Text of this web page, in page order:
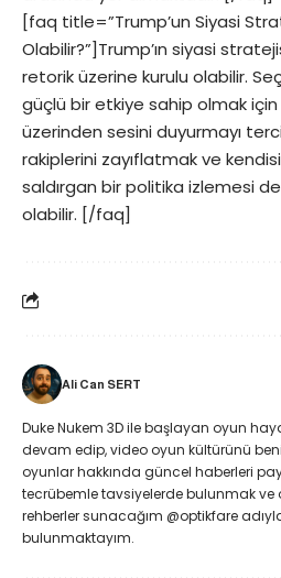
[faq title=”Trump’un Siyasi
Olabilir?”]Trump’ın siyasi
retorik üzerine kurulu olabilir.
güçlü bir etkiye sahip olmak için
üzerinden sesini duyurmayı
rakiplerini zayıflatmak ve
saldırgan bir politika izlemesi
olabilir. [/faq]
Ali Can SERT
Duke Nukem 3D ile başlayan oyun
devam edip, video oyun kültürünü
oyunlar hakkında güncel haberleri
tecrübemle tavsiyelerde bulunmak ve
rehberler sunacağım @optikfare
bulunmaktayım.